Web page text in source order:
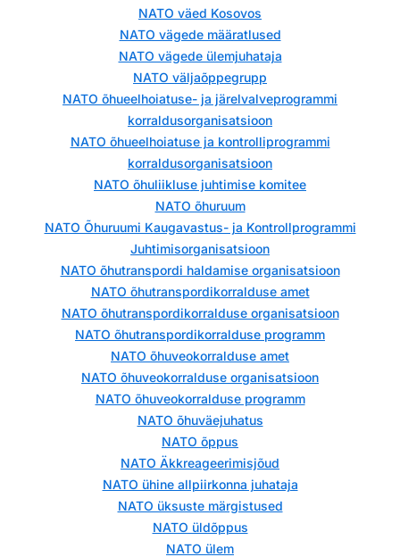
NATO väed Kosovos
NATO vägede määratlused
NATO vägede ülemjuhataja
NATO väljaõppegrupp
NATO õhueelhoiatuse- ja järelvalveprogrammi
korraldusorganisatsioon
NATO õhueelhoiatuse ja kontrolliprogrammi
korraldusorganisatsioon
NATO õhuliikluse juhtimise komitee
NATO õhuruum
NATO Õhuruumi Kaugavastus- ja Kontrollprogrammi
Juhtimisorganisatsioon
NATO õhutranspordi haldamise organisatsioon
NATO õhutranspordikorralduse amet
NATO õhutranspordikorralduse organisatsioon
NATO õhutranspordikorralduse programm
NATO õhuveokorralduse amet
NATO õhuveokorralduse organisatsioon
NATO õhuveokorralduse programm
NATO õhuväejuhatus
NATO õppus
NATO Äkkreageerimisjõud
NATO ühine allpiirkonna juhataja
NATO üksuste märgistused
NATO üldõppus
NATO ülem